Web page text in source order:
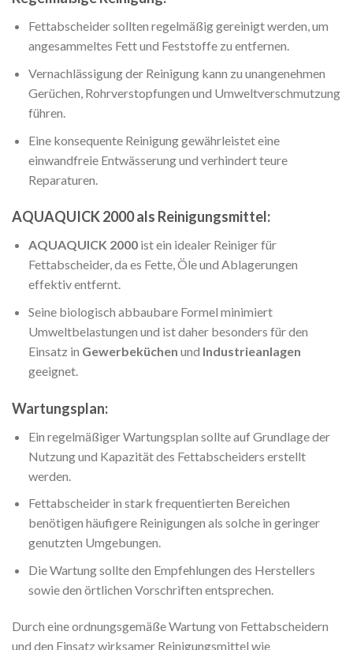
Fettabscheider sollten regelmäßig gereinigt werden, um
angesammeltes Fett und Feststoffe zu entfernen.
Vernachlässigung der Reinigung kann zu unangenehmen
Gerüchen, Rohrverstopfungen und Umweltverschmutzung
führen.
Eine konsequente Reinigung gewährleistet eine
einwandfreie Entwässerung und verhindert teure
Reparaturen.
AQUAQUICK 2000 als Reinigungsmittel:
AQUAQUICK 2000ist ein idealer Reiniger für
Fettabscheider, da es Fette, Öle und Ablagerungen
effektiv entfernt.
Seine biologisch abbaubare Formel minimiert
Umweltbelastungen und ist daher besonders für den
Einsatz in Gewerbeküchen und Industrieanlagen
geeignet.
Wartungsplan:
Ein regelmäßiger Wartungsplan sollte auf Grundlage der
Nutzung und Kapazität des Fettabscheiders erstellt
werden.
Fettabscheider in stark frequentierten Bereichen
benötigen häufigere Reinigungen als solche in geringer
genutzten Umgebungen.
Die Wartung sollte den Empfehlungen des Herstellers
sowie den örtlichen Vorschriften entsprechen.
Durch eine ordnungsgemäße Wartung von Fettabscheidern
und den Einsatz wirksamer Reinigungsmittel wie